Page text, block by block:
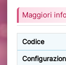
Maggiori
Codice